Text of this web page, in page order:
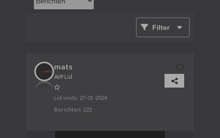
Filter
mats
AVP Lid
Lid sinds: 27-01-2024
Berichten: 222